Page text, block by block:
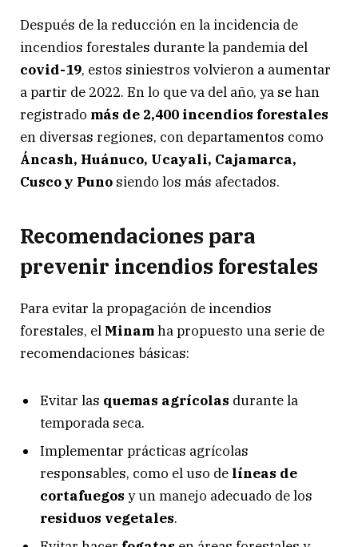
Después de la reducción en la incidencia de
incendios forestales durante la pandemia del
covid-19, estos siniestros volvieron a aumentar
a partir de 2022. En lo que va del año, ya se han
registrado más de 2,400 incendios forestales
en diversas regiones, con departamentos como
Áncash, Huánuco, Ucayali, Cajamarca,
Cusco y Puno siendo los más afectados.
Recomendaciones para
prevenir incendios forestales
Para evitar la propagación de incendios
forestales, el Minamha propuesto una serie de
recomendaciones básicas:
Evitar las quemas agrícolas durante la
temporada seca.
Implementar prácticas agrícolas
responsables, como el uso de líneas de
cortafuegos y un manejo adecuado de los
residuos vegetales.